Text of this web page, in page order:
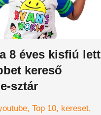
8 éves kisfiú lett
kereső
sztár
Top 10 kereset